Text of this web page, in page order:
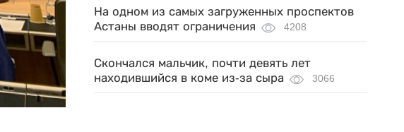
На одном из самых загруженных проспектов
Астаны вводят ограничения
4208
Скончался мальчик, почти девять лет
находившийся в коме из-за сыра
3066